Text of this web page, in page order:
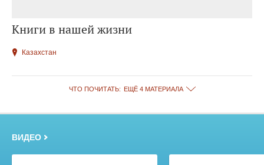
Книги в нашей жизни
Казахстан
ЧТО ПОЧИТАТЬ: ЕЩЁ 4 МАТЕРИАЛА
ВИДЕО